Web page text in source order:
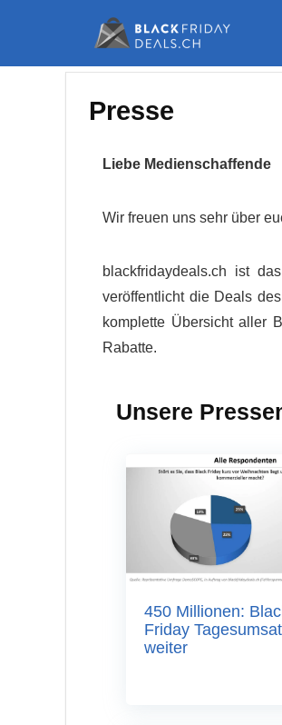
Presse
Liebe Medienschaffende
Wir freuen uns sehr über
blackfridaydeals.ch ist
veröffentlicht die Deals
komplette Übersicht aller
Rabatte.
Unsere
450 Millionen:
Friday
weiter